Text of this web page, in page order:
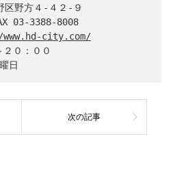
区野方４-４２-９
03-3388-8008
city.com/
０：００
日
次の記事